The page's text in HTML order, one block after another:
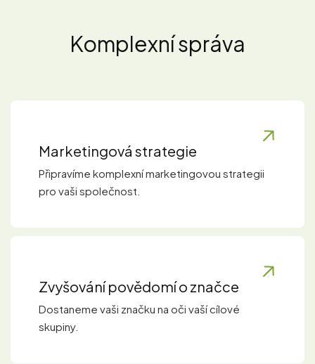
Komplexní správa
Marketingová strategie
Připravíme komplexní marketingovou strategii
pro vaši společnost.
Zvyšování povědomí o značce
Dostaneme vaši značku na oči vaší cílové
skupiny.